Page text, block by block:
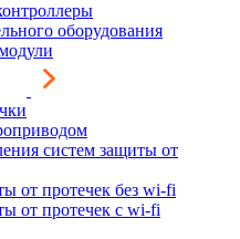
оборудования
систем защиты от
от протечек без wi-fi
от протечек с wi-fi